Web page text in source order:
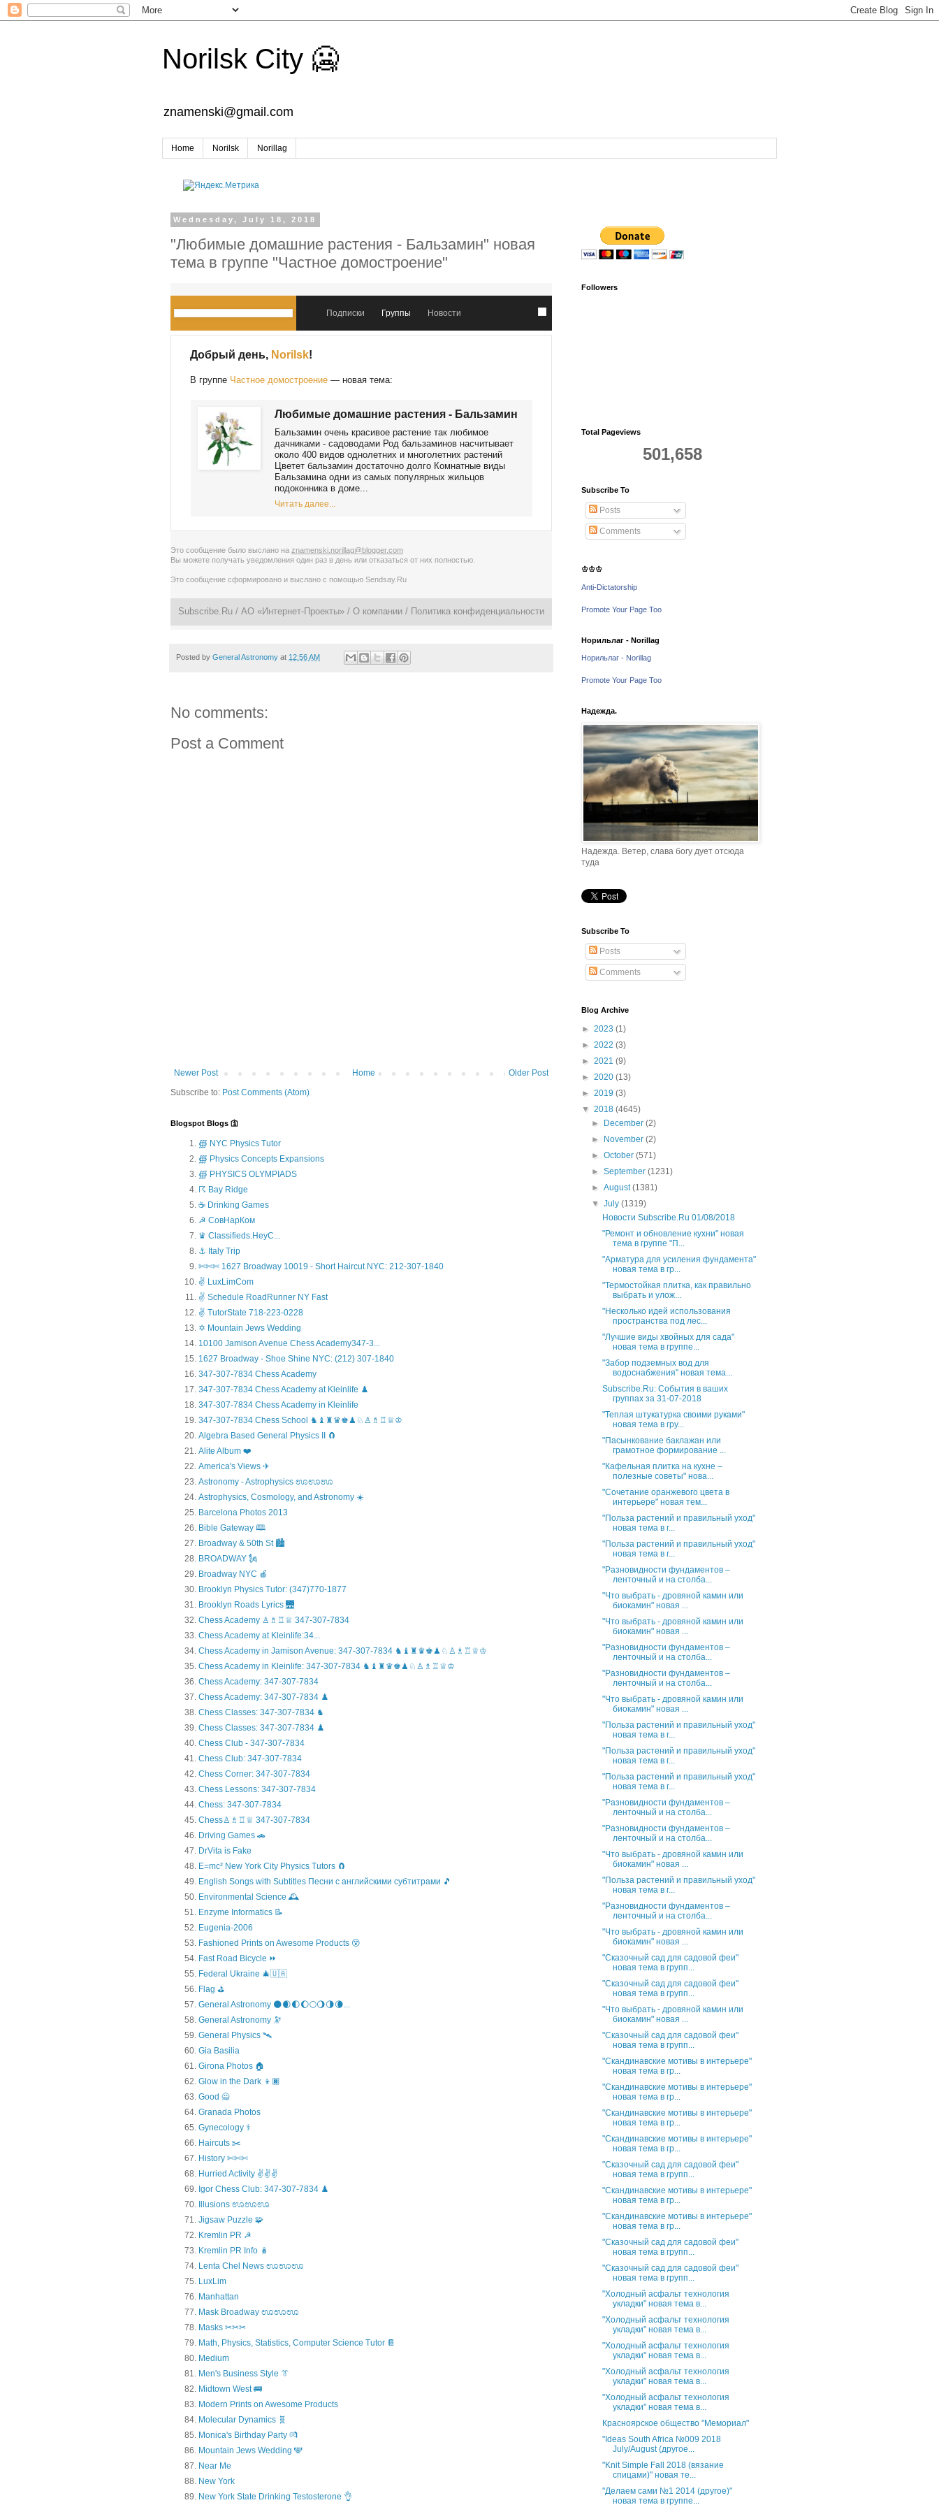
Norilsk City 🥶
znamenski@gmail.com
Home Norilsk Norillag
Wednesday, July 18, 2018
"Любимые домашние растения - Бальзамин" новая
тема в группе "Частное домостроение"
Подписки Группы Новости
Добрый день, Norilsk!
В группе Частное домостроение — новая тема:
Любимые домашние растения - Бальзамин
Бальзамин очень красивое растение так любимое
дачниками - садоводами Род бальзаминов насчитывает
около 400 видов однолетних и многолетних растений
Цветет бальзамин достаточно долго Комнатные виды
Бальзамина одни из самых популярных жильцов
подоконника в доме...
Читать далее...
Это сообщение было выслано на znamenski.norillag@blogger.com
Вы можете получать уведомления один раз в день или отказаться от них полностью
Это сообщение сформировано и выслано с помощью Sendsay.Ru
Subscribe.Ru / АО «Интернет-Проекты» / О компании / Политика конфиденциальности
Posted by General Astronomy at 12:56 AM
No comments:
Post a Comment
Newer Post Older Post
Home
Subscribe to: Post Comments (Atom)
Blogspot Blogs 🛐
∰ NYC Physics Tutor
∰ Physics Concepts Expansions
∰ PHYSICS OLYMPIADS
☈ Bay Ridge
☕ Drinking Games
☭ СовНарКом
♛ Classifieds.HeyC...
⚓ Italy Trip
✄✄✄ 1627 Broadway 10019 - Short Haircut NYC: 212-307-1840
✌ LuxLimCom
✌ Schedule RoadRunner NY Fast
✌ TutorState 718-223-0228
✡ Mountain Jews Wedding
10100 Jamison Avenue Chess Academy347-3...
1627 Broadway - Shoe Shine NYC: (212) 307-1840
347-307-7834 Chess Academy
347-307-7834 Chess Academy at Kleinlife ♟️
347-307-7834 Chess Academy in Kleinlife
347-307-7834 Chess School ♞♝♜♛♚♟♘♙♗♖♕♔
Algebra Based General Physics II 🧲
Alite Album ❤️
America's Views ✈
Astronomy - Astrophysics ಊಊಊ
Astrophysics, Cosmology, and Astronomy ☀️
Barcelona Photos 2013
Bible Gateway 🕮
Broadway & 50th St 🏙️
BROADWAY 🗽
Broadway NYC 🍎
Brooklyn Physics Tutor: (347)770-1877
Brooklyn Roads Lyrics 🌉
Chess Academy ♙♗♖♕ 347-307-7834
Chess Academy at Kleinlife:34...
Chess Academy in Jamison Avenue: 347-307-7834 ♞♝♜♛♚♟♘♙♗♖♕♔
Chess Academy in Kleinlife: 347-307-7834 ♞♝♜♛♚♟♘♙♗♖♕♔
Chess Academy: 347-307-7834
Chess Academy: 347-307-7834 ♟️
Chess Classes: 347-307-7834 ♞
Chess Classes: 347-307-7834 ♟️
Chess Club - 347-307-7834
Chess Club: 347-307-7834
Chess Corner: 347-307-7834
Chess Lessons: 347-307-7834
Chess: 347-307-7834
Chess♙♗♖♕ 347-307-7834
Driving Games 🚗
DrVita is Fake
E=mc² New York City Physics Tutors 🧲
English Songs with Subtitles Песни с английскими субтитрами 🎵
Environmental Science 🕰️
Enzyme Informatics 📝
Eugenia-2006
Fashioned Prints on Awesome Products 😵
Fast Road Bicycle ⏩
Federal Ukraine 🎄🇺🇦
Flag ⛳
General Astronomy 🌑🌒🌓🌔🌕🌖🌗🌘...
General Astronomy 🔭
General Physics 🛰
Gia Basilia
Girona Photos 🏠
Glow in the Dark 👦🏿
Good 🙅
Granada Photos
Gynecology ⚕️
Haircuts ✂️
History ✄✄✄
Hurried Activity ✌✌✌
Igor Chess Club: 347-307-7834 ♟️
Illusions ಊಊಊ
Jigsaw Puzzle 🧩
Kremlin PR ☭
Kremlin PR Info 🪆
Lenta Chel News ಊಊಊ
LuxLim
Manhattan
Mask Broadway ಊಊಊ
Masks ✂✂✂
Math, Physics, Statistics, Computer Science Tutor 📔
Medium
Men's Business Style 👔
Midtown West 🚌
Modern Prints on Awesome Products
Molecular Dynamics 🧬
Monica's Birthday Party 💏
Mountain Jews Wedding 🕎
Near Me
New York
New York State Drinking Testosterone 👌
Followers
Total Pageviews
501,658
Subscribe To
Posts
Comments
♔♔♔
Anti-Dictatorship
Promote Your Page Too
Норильлаг - Norillag
Норильлаг - Norillag
Promote Your Page Too
Надежда.
Надежда. Ветер, слава богу дует отсюда
туда
Subscribe To
Posts
Comments
Blog Archive
► 2023 (1)
► 2022 (3)
► 2021 (9)
► 2020 (13)
► 2019 (3)
▼ 2018 (4645)
►
December(2)
►
November(2)
►October(571)
►September(1231)
►August(1381)
▼July(1319)
Новости Subscribe.Ru 01/08/2018
"Ремонт и обновление кухни" новая
тема в группе "П...
"Арматура для усиления фундамента"
новая тема в гр...
"Термостойкая плитка, как правильно
выбрать и улож...
"Несколько идей использования
пространства под лес...
"Лучшие виды хвойных для сада"
новая тема в группе...
"Забор подземных вод для
водоснабжения" новая тема...
Subscribe.Ru: События в ваших
группах за 31-07-2018
"Теплая штукатурка своими руками"
новая тема в гру...
"Пасынкование баклажан или
грамотное формирование ...
"Кафельная плитка на кухне –
полезные советы" нова...
"Сочетание оранжевого цвета в
интерьере" новая тем...
"Польза растений и правильный уход"
новая тема в г...
"Польза растений и правильный уход"
новая тема в г...
"Разновидности фундаментов –
ленточный и на столба...
"Что выбрать - дровяной камин или
биокамин" новая ...
"Что выбрать - дровяной камин или
биокамин" новая ...
"Разновидности фундаментов –
ленточный и на столба...
"Разновидности фундаментов –
ленточный и на столба...
"Что выбрать - дровяной камин или
биокамин" новая ...
"Польза растений и правильный уход"
новая тема в г...
"Польза растений и правильный уход"
новая тема в г...
"Польза растений и правильный уход"
новая тема в г...
"Разновидности фундаментов –
ленточный и на столба...
"Разновидности фундаментов –
ленточный и на столба...
"Что выбрать - дровяной камин или
биокамин" новая ...
"Польза растений и правильный уход"
новая тема в г...
"Разновидности фундаментов –
ленточный и на столба...
"Что выбрать - дровяной камин или
биокамин" новая ...
"Сказочный сад для садовой феи"
новая тема в групп...
"Сказочный сад для садовой феи"
новая тема в групп...
"Что выбрать - дровяной камин или
биокамин" новая ...
"Сказочный сад для садовой феи"
новая тема в групп...
"Скандинавские мотивы в интерьере"
новая тема в гр...
"Скандинавские мотивы в интерьере"
новая тема в гр...
"Скандинавские мотивы в интерьере"
новая тема в гр...
"Скандинавские мотивы в интерьере"
новая тема в гр...
"Сказочный сад для садовой феи"
новая тема в групп...
"Скандинавские мотивы в интерьере"
новая тема в гр...
"Скандинавские мотивы в интерьере"
новая тема в гр...
"Сказочный сад для садовой феи"
новая тема в групп...
"Сказочный сад для садовой феи"
новая тема в групп...
"Холодный асфальт технология
укладки" новая тема в...
"Холодный асфальт технология
укладки" новая тема в...
"Холодный асфальт технология
укладки" новая тема в...
"Холодный асфальт технология
укладки" новая тема в...
"Холодный асфальт технология
укладки" новая тема в...
Красноярское общество "Мемориал"
"Ideas South Africa №009 2018
July/August (другое...
"Knit Simple Fall 2018 (вязание
спицами)" новая те...
"Делаем сами №1 2014 (другое)"
новая тема в группе...